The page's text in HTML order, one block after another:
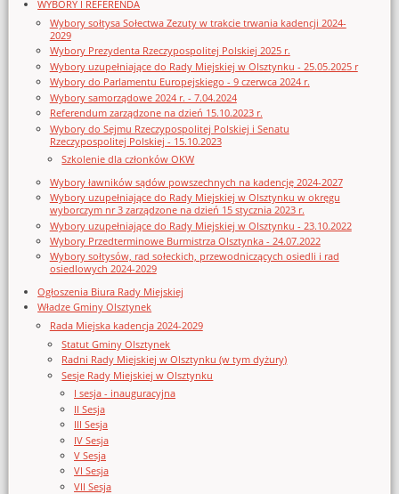
WYBORY I REFERENDA
Wybory sołtysa Sołectwa Zezuty w trakcie trwania kadencji 2024-
2029
Wybory Prezydenta Rzeczypospolitej Polskiej 2025 r.
Wybory uzupełniające do Rady Miejskiej w Olsztynku - 25.05.2025 r
Wybory do Parlamentu Europejskiego - 9 czerwca 2024 r.
Wybory samorządowe 2024 r. - 7.04.2024
Referendum zarządzone na dzień 15.10.2023 r.
Wybory do Sejmu Rzeczypospolitej Polskiej i Senatu
Rzeczypospolitej Polskiej - 15.10.2023
Szkolenie dla członków OKW
Wybory ławników sądów powszechnych na kadencję 2024-2027
Wybory uzupełniające do Rady Miejskiej w Olsztynku w okręgu
wyborczym nr 3 zarządzone na dzień 15 stycznia 2023 r.
Wybory uzupełniające do Rady Miejskiej w Olsztynku - 23.10.2022
Wybory Przedterminowe Burmistrza Olsztynka - 24.07.2022
Wybory sołtysów, rad sołeckich, przewodniczących osiedli i rad
osiedlowych 2024-2029
Ogłoszenia Biura Rady Miejskiej
Władze Gminy Olsztynek
Rada Miejska kadencja 2024-2029
Statut Gminy Olsztynek
Radni Rady Miejskiej w Olsztynku (w tym dyżury)
Sesje Rady Miejskiej w Olsztynku
I sesja - inauguracyjna
II Sesja
III Sesja
IV Sesja
V Sesja
VI Sesja
VII Sesja